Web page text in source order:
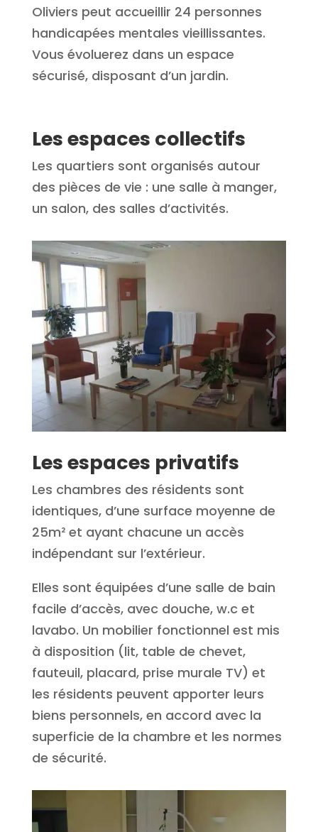
Oliviers peut accueillir 24 personnes
handicapées mentales vieillissantes.
Vous évoluerez dans un espace
sécurisé, disposant d’un jardin.
Les espaces collectifs
Les quartiers sont organisés autour
des pièces de vie : une salle à manger,
un salon, des salles d’activités.
Les espaces privatifs
Les chambres des résidents sont
identiques, d’une surface moyenne de
25m² et ayant chacune un accès
indépendant sur l’extérieur.
Elles sont équipées d’une salle de bain
facile d’accès, avec douche, w.c et
lavabo. Un mobilier fonctionnel est mis
à disposition (lit, table de chevet,
fauteuil, placard, prise murale TV) et
les résidents peuvent apporter leurs
biens personnels, en accord avec la
superficie de la chambre et les normes
de sécurité.